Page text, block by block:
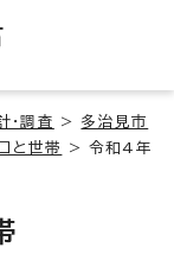
・調査 >多治見市
と世帯 >令和4年